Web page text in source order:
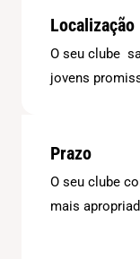
Localização
O seu clube
jovens
Prazo
O seu clube
mais